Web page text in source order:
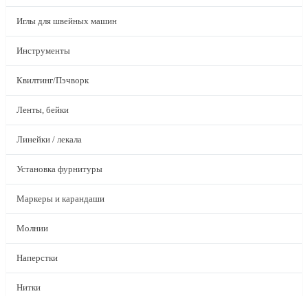
Иглы для швейных машин
Инструменты
Квилтинг/Пэчворк
Ленты, бейки
Линейки / лекала
Установка фурнитуры
Маркеры и карандаши
Молнии
Наперстки
Нитки